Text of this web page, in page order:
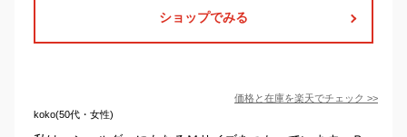
ショップでみる
価格と在庫を楽天でチェック >>
koko(50代・女性)